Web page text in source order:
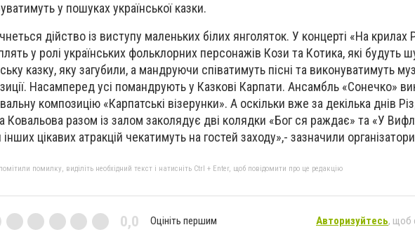
у пошуках української казки.
дійство із виступу маленьких білих янголяток. У концерті «На крилах
у ролі українських фольклорних персонажів Кози та Котика, які будуть
казку, яку загубили, а мандруючи співатимуть пісні та виконуватимуть
Насамперед усі помандрують у Казкові Карпати. Ансамбль «Сонечко»
композицію «Карпатські візерунки». А оскільки вже за декілька днів
Ковальова разом із залом заколядує дві колядки «Бог ся раждає» та «У
інших цікавих атракцій чекатимуть на гостей заходу»,- зазначили
помилку, виділіть необхідний текст і натисніть Ctrl + Enter, щоб повідомити про це редакцію
0,0 Оцініть першим Авторизуйтесь, щоб